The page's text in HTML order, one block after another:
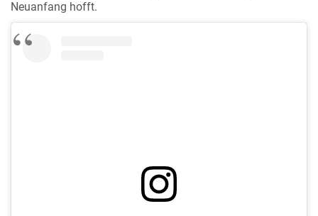
Neuanfang hofft.